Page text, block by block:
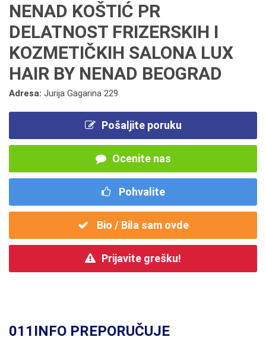
NENAD KOŠTIĆ PR
DELATNOST FRIZERSKIH I
KOZMETIČKIH SALONA LUX
HAIR BY NENAD BEOGRAD
Adresa: Jurija Gagarina 229
Pošaljite poruku
Ocenite nas
Pohvalite
Bio / Bila sam ovde
Prijavite grešku!
011INFO PREPORUČUJE